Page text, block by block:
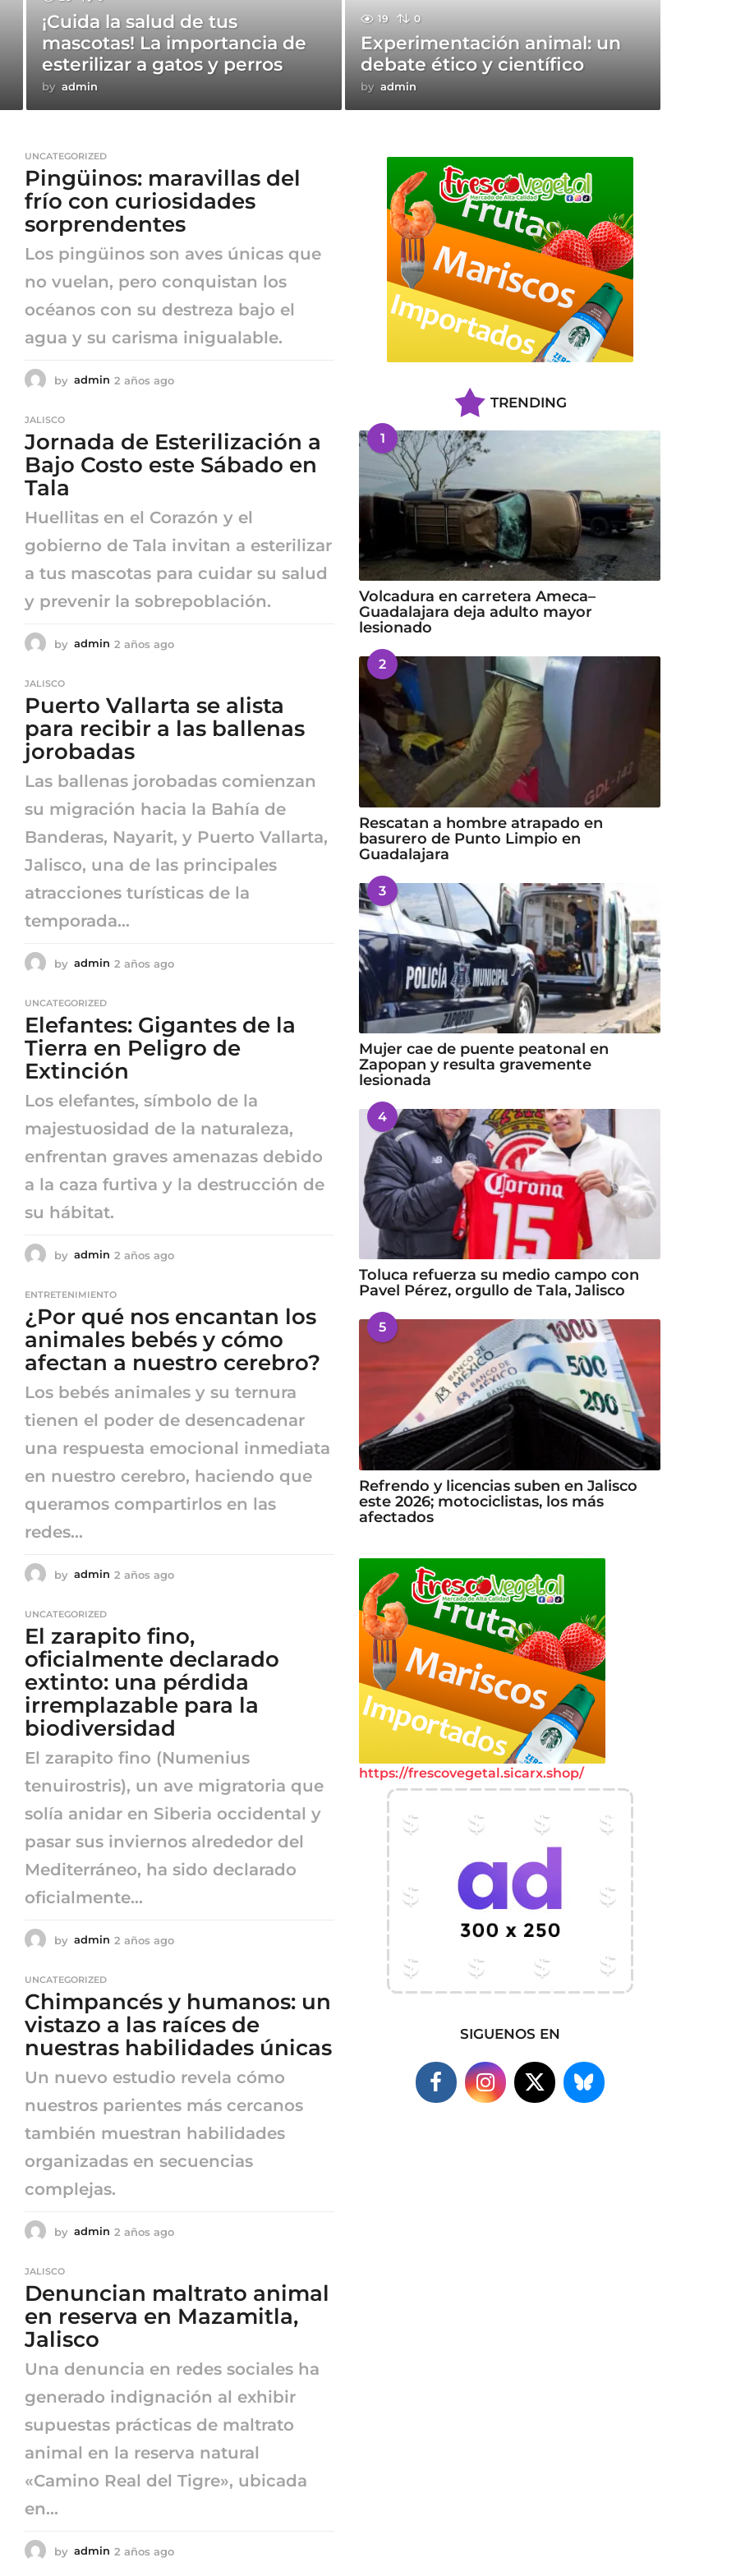
¡Cuida la salud de tus
mascotas! La importancia de
esterilizar a gatos y perros
by admin
19 0
Experimentación animal: un
debate ético y científico
by admin
UNCATEGORIZED
Pingüinos: maravillas del
frío con curiosidades
sorprendentes
Los pingüinos son aves únicas que
no vuelan, pero conquistan los
océanos con su destreza bajo el
agua y su carisma inigualable.
by admin 2 años ago
s
a
g
JALISCO
Jornada de Esterilización a
Bajo Costo este Sábado en
Tala
Huellitas en el Corazón y el
gobierno de Tala invitan a esterilizar
a tus mascotas para cuidar su salud
y prevenir la sobrepoblación.
by admin 2 años ago
s
a
g
JALISCO
Puerto Vallarta se alista
para recibir a las ballenas
jorobadas
Las ballenas jorobadas comienzan
su migración hacia la Bahía de
Banderas, Nayarit, y Puerto Vallarta,
Jalisco, una de las principales
atracciones turísticas de la
temporada...
by admin 2 años ago
s
a
g
UNCATEGORIZED
Elefantes: Gigantes de la
Tierra en Peligro de
Extinción
Los elefantes, símbolo de la
majestuosidad de la naturaleza,
enfrentan graves amenazas debido
a la caza furtiva y la destrucción de
su hábitat.
by admin 2 años ago
s
a
g
o
ENTRETENIMIENTO
¿Por qué nos encantan los
animales bebés y cómo
afectan a nuestro cerebro?
Los bebés animales y su ternura
tienen el poder de desencadenar
una respuesta emocional inmediata
en nuestro cerebro, haciendo que
queramos compartirlos en las
redes...
by admin 2 años ago
s
a
g
o
UNCATEGORIZED
El zarapito fino,
oficialmente declarado
extinto: una pérdida
irremplazable para la
biodiversidad
El zarapito fino (Numenius
tenuirostris), un ave migratoria que
solía anidar en Siberia occidental y
pasar sus inviernos alrededor del
Mediterráneo, ha sido declarado
oficialmente...
by admin 2 años ago
s
a
g
UNCATEGORIZED
Chimpancés y humanos: un
vistazo a las raíces de
nuestras habilidades únicas
Un nuevo estudio revela cómo
nuestros parientes más cercanos
también muestran habilidades
organizadas en secuencias
complejas.
by admin 2 años ago
s
a
g
JALISCO
Denuncian maltrato animal
en reserva en Mazamitla,
Jalisco
Una denuncia en redes sociales ha
generado indignación al exhibir
supuestas prácticas de maltrato
animal en la reserva natural
«Camino Real del Tigre», ubicada
en...
by admin 2 años ago
TRENDING
1
Volcadura en carretera Ameca–
Guadalajara deja adulto mayor
lesionado
2
Rescatan a hombre atrapado en
basurero de Punto Limpio en
Guadalajara
3
Mujer cae de puente peatonal en
Zapopan y resulta gravemente
lesionada
4
Toluca refuerza su medio campo con
Pavel Pérez, orgullo de Tala, Jalisco
5
Refrendo y licencias suben en Jalisco
este 2026; motociclistas, los más
afectados
https://frescovegetal.sicarx.shop/
SIGUENOS EN